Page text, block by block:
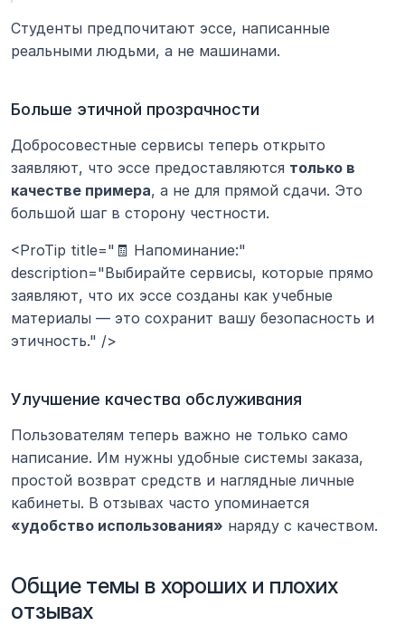
Студенты предпочитают эссе, написанные
реальными людьми, а не машинами.
Больше этичной прозрачности
Добросовестные сервисы теперь открыто
заявляют, что эссе предоставляются только в
качестве примера, а не для прямой сдачи. Это
большой шаг в сторону честности.
<ProTip title="🧾 Напоминание:"
description="Выбирайте сервисы, которые прямо
заявляют, что их эссе созданы как учебные
материалы — это сохранит вашу безопасность и
этичность." />
Улучшение качества обслуживания
Пользователям теперь важно не только само
написание. Им нужны удобные системы заказа,
простой возврат средств и наглядные личные
«удобство использования» наряду с качеством.
Общие темы в хороших и плохих
отзывах